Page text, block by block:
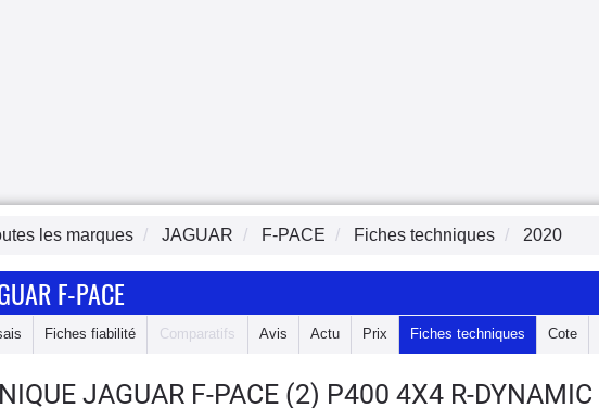
les marques JAGUAR F-PACE Fiches techniques 2020
F-PACE
Fiches fiabilité Comparatifs Avis Actu Prix Fiches techniques Cote
JAGUAR F-PACE (2) P400 4X4 R-DYNAMIC